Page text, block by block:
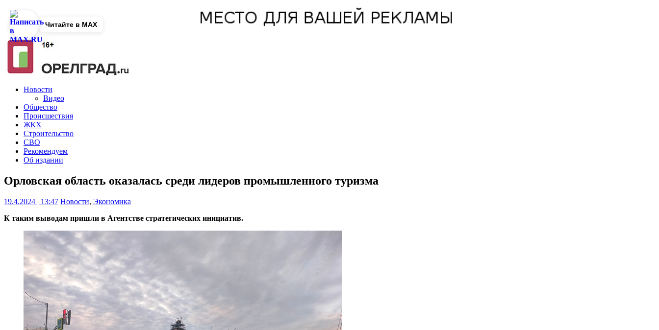
Новости
Видео
Общество
Происшествия
ЖКХ
Строительство
СВО
Рекомендуем
Об издании
Орловская область оказалась среди лидеров промышленного туризма
19.4.2024 | 13:47 Новости, Экономика
К таким выводам пришли в Агентстве стратегических инициатив.
Читайте в MAX